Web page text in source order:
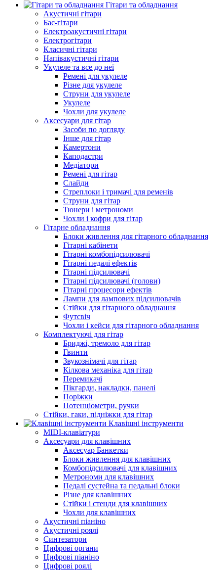
Гітари та обладнання
Акустичні гітари
Бас-гітари
Електроакустичні гітари
Електрогітари
Класичні гітари
Напівакустичні гітари
Укулеле та все до неї
Ремені для укулеле
Різне для укулеле
Струни для укулеле
Укулеле
Чохли для укулеле
Аксесуари для гітар
Засоби по догляду
Інше для гітар
Камертони
Каподастри
Медіатори
Ремені для гітар
Слайди
Стреплоки і тримачі для ременів
Струни для гітар
Тюнери і метрономи
Чохли і кофри для гітар
Гітарне обладнання
Блоки живлення для гітарного обладнання
Гітарні кабінети
Гітарні комбопідсилювачі
Гітарні педалі ефектів
Гітарні підсилювачі
Гітарні підсилювачі (голови)
Гітарні процесори ефектів
Лампи для лампових підсилювачів
Стійки для гітарного обладнання
Футсвіч
Чохли і кейси для гітарного обладнання
Комплектуючі для гітар
Бриджі, тремоло для гітар
Гвинти
Звукознімачі для гітар
Кілкова механіка для гітар
Перемикачі
Пікгарди, накладки, панелі
Поріжки
Потенціометри, ручки
Стійки, гаки, підніжки для гітар
Клавішні інструменти
MIDI-клавіатури
Аксесуари для клавішних
Аксесуар Банкетки
Блоки живлення для клавішних
Комбопідсилювачі для клавішних
Метрономи для клавішних
Педалі сустейна та педальні блоки
Різне для клавішних
Стійки і стенди для клавішних
Чохли для клавішних
Акустичні піаніно
Акустичні роялі
Синтезатори
Цифрові органи
Цифрові піаніно
Цифрові роялі